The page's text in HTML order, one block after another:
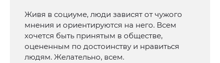
Живя в социуме, люди зависят от чужого
мнения и ориентируются на него. Всем
хочется быть принятым в обществе,
оцененным по достоинству и нравиться
людям. Желательно, всем.